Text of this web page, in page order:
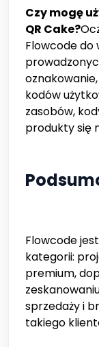
Czy mogę
QR Cake?
Flowcode do
kodów
zasobów,
produkty się
Flowcode
kategorii:
premium,
sprzedaży i
takiego